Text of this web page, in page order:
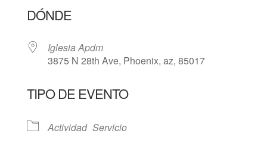
DÓNDE
Iglesia Apdm
3875 N 28th Ave, Phoenix, az, 85017
TIPO DE EVENTO
Actividad Servicio